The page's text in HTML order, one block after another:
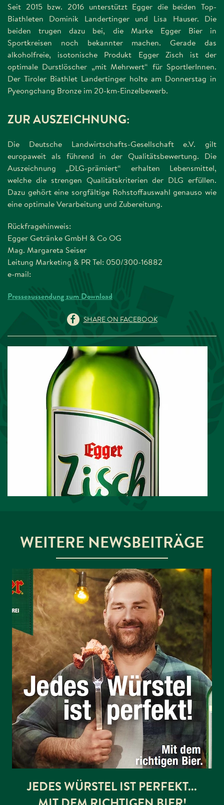
Seit 2015 bzw. 2016 unterstützt Egger die beiden Top-
Biathleten Dominik Landertinger und Lisa Hauser. Die
beiden trugen dazu bei, die Marke Egger Bier in
Sportkreisen noch bekannter machen. Gerade das
alkoholfreie, isotonische Produkt Egger Zisch ist der
optimale Durstlöscher „mit Mehrwert“ für SportlerInnen.
Der Tiroler Biathlet Landertinger holte am Donnerstag in
Pyeongchang Bronze im 20-km-Einzelbewerb.
ZUR AUSZEICHNUNG:
Die Deutsche Landwirtschafts-Gesellschaft e.V. gilt
europaweit als führend in der Qualitätsbewertung. Die
Auszeichnung „DLG-prämiert“ erhalten Lebensmittel,
welche die strengen Qualitätskriterien der DLG erfüllen.
Dazu gehört eine sorgfältige Rohstoffauswahl genauso wie
eine optimale Verarbeitung und Zubereitung.
Rückfragehinweis:
Egger Getränke GmbH & Co OG
Mag. Margareta Seiser
Leitung Marketing & PR Tel: 050/300-16882
e-mail:
Presseaussendung zum Download
SHARE ON FACEBOOK
WEITERE NEWSBEITRÄGE
JEDES WÜRSTEL IST PERFEKT...